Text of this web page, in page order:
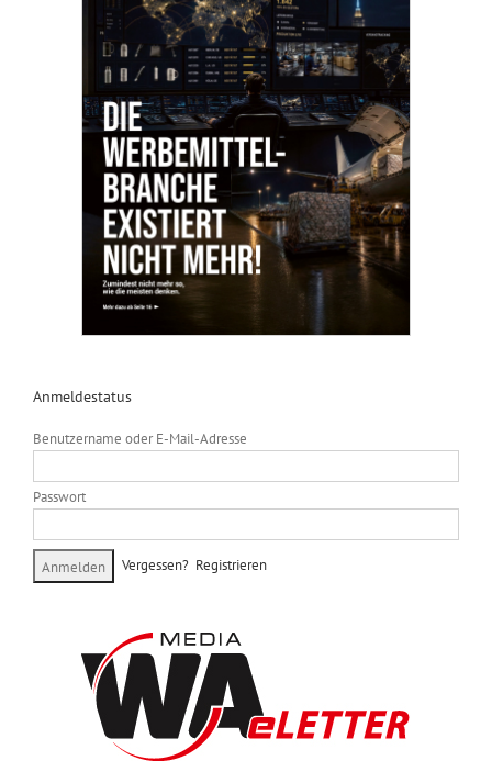
Anmeldestatus
Benutzername oder E-Mail-Adresse
Passwort
Vergessen? Registrieren